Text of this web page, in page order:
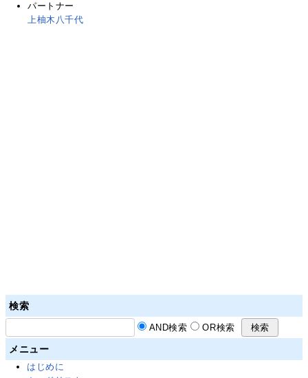
パートナー
上柚木八千代
検索
AND検索 OR検索
メニュー
はじめに